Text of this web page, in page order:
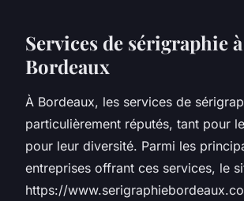
Services de sérigraphie à
Bordeaux
À Bordeaux, les services de
particulièrement réputés, tant pour
pour leur diversité. Parmi les
entreprises offrant ces services, le
https://